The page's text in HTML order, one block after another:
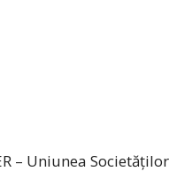
– Uniunea Societăților